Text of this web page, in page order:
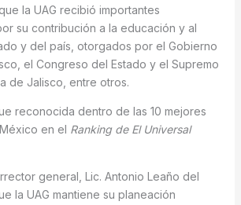
la UAG recibió importantes
su contribución a la educación y al
y del país, otorgados por el Gobierno
el Congreso del Estado y el Supremo
de Jalisco, entre otros.
reconocida dentro de las 10 mejores
en el Ranking de El Universal
general, Lic. Antonio Leaño del
la UAG mantiene su planeación